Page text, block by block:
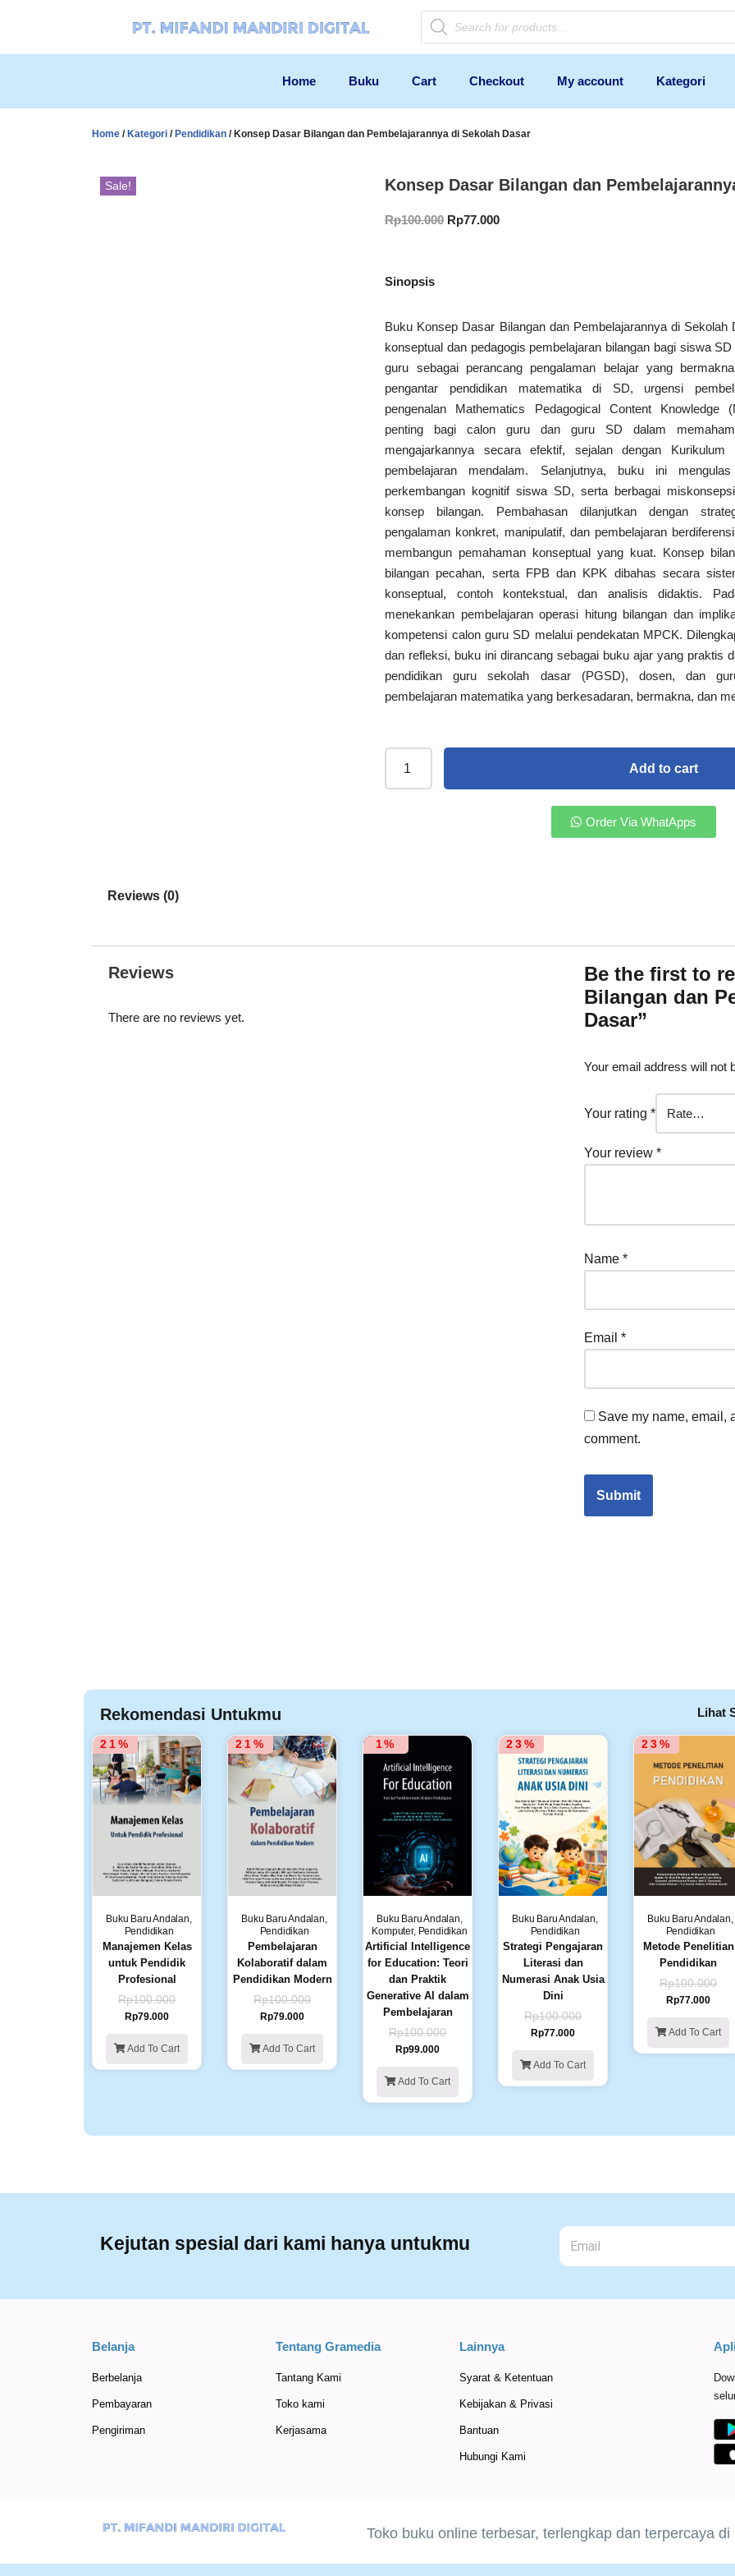
Home Buku Cart Checkout My account Kategori
Home / Kategori / Pendidikan / Konsep Dasar Bilangan dan Pembelajarannya di Sekolah Dasar
Sale! Konsep Dasar Bilangan dan
Rp100.000 Rp77.000
Sinopsis
Buku Konsep Dasar Bilangan dan Pembelajarannya di Sekolah
konseptual dan pedagogis pembelajaran bilangan bagi siswa
guru sebagai perancang pengalaman belajar yang
pengantar pendidikan matematika di SD, urgensi
pengenalan Mathematics Pedagogical Content Knowledge
penting bagi calon guru dan guru SD dalam
mengajarkannya secara efektif, sejalan dengan Kurikulum
pembelajaran mendalam. Selanjutnya, buku ini
perkembangan kognitif siswa SD, serta berbagai
konsep bilangan. Pembahasan dilanjutkan dengan
pengalaman konkret, manipulatif, dan pembelajaran
membangun pemahaman konseptual yang kuat. Konsep
bilangan pecahan, serta FPB dan KPK dibahas secara
konseptual, contoh kontekstual, dan analisis didaktis.
menekankan pembelajaran operasi hitung bilangan dan
kompetensi calon guru SD melalui pendekatan MPCK.
dan refleksi, buku ini dirancang sebagai buku ajar yang praktis
pendidikan guru sekolah dasar (PGSD), dosen, dan
pembelajaran matematika yang berkesadaran, bermakna, dan
Add to cart
Order Via WhatApps
Reviews (0)
Reviews
There are no reviews yet.
Be the first to
Bilangan dan
Dasar”
Your email address will not
Your rating *
Your review *
Name *
Email *
Save my name, email,
comment.
Rekomendasi Untukmu Lihat
21%
Buku Baru Andalan,
Pendidikan
Manajemen Kelas
untuk Pendidik
Profesional
Rp100.000
Rp79.000
Add To Cart
21%
Buku Baru Andalan,
Pendidikan
Pembelajaran
Kolaboratif dalam
Pendidikan Modern
Rp100.000
Rp79.000
Add To Cart
1%
Buku Baru Andalan,
Komputer, Pendidikan
Artificial Intelligence
for Education: Teori
dan Praktik
Generative AI dalam
Pembelajaran
Rp100.000
Rp99.000
Add To Cart
23%
Buku Baru Andalan,
Pendidikan
Strategi Pengajaran
Literasi dan
Numerasi Anak Usia
Dini
Rp100.000
Rp77.000
Add To Cart
23%
Buku Baru Andalan,
Pendidikan
Metode Penelitian
Pendidikan
Rp100.000
Rp77.000
Add To Cart
Kejutan spesial dari kami hanya untukmu
Belanja
Berbelanja
Pembayaran
Pengiriman
Tentang Gramedia
Tantang Kami
Toko kami
Kerjasama
Lainnya
Syarat & Ketentuan
Kebijakan & Privasi
Bantuan
Hubungi Kami
Toko buku online terbesar, terlengkap dan terpercaya di